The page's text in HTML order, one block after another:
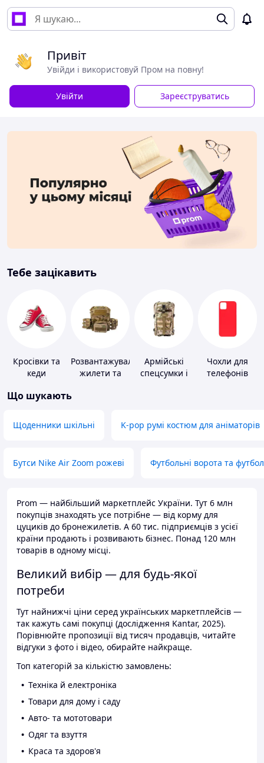
Привіт
Увійди і використовуй Пром на повну!
Увійти Зареєструватись
Тебе зацікавить
Кросівки та
кеди
Розвантажувальні
жилети та
Армійські
спецсумки і
Чохли для
телефонів
Що шукають
Щоденники шкільні K-pop румі костюм для аніматорів
Бутси Nike Air Zoom рожеві Футбольні ворота та
Prom — найбільший маркетплейс України. Тут 6 млн
покупців знаходять усе потрібне — від корму для
цуциків до бронежилетів. А 60 тис. підприємців з усієї
країни продають і розвивають бізнес. Понад 120 млн
товарів в одному місці.
Великий вибір — для будь-якої
потреби
Тут найнижчі ціни серед українських маркетплейсів —
так кажуть самі покупці (дослідження Kantar, 2025).
Порівнюйте пропозиції від тисяч продавців, читайте
відгуки з фото і відео, обирайте найкраще.
Топ категорій за кількістю замовлень:
Техніка й електроніка
Товари для дому і саду
Авто- та мототовари
Одяг та взуття
Краса та здоров'я